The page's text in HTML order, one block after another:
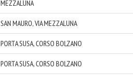
MEZZALUNA
SAN MAURO, VIA MEZZALUNA
PORTA SUSA, CORSO BOLZANO
PORTA SUSA, CORSO BOLZANO